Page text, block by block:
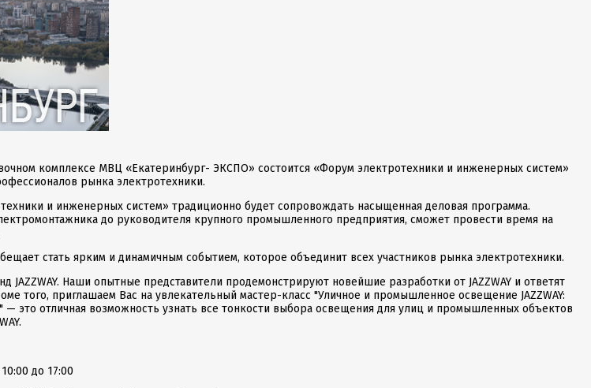
комплексе МВЦ «Екатеринбург- ЭКСПО» состоится «Форум электротехники и инженерных систем»
рынка электротехники.
и инженерных систем» традиционно будет сопровождать насыщенная деловая программа.
до руководителя крупного промышленного предприятия, сможет провести время на
стать ярким и динамичным событием, которое объединит всех участников рынка электротехники.
JAZZWAY. Наши опытные представители продемонстрируют новейшие разработки от JAZZWAY и ответят
того, приглашаем Вас на увлекательный мастер-класс "Уличное и промышленное освещение JAZZWAY:
— это отличная возможность узнать все тонкости выбора освещения для улиц и промышленных объектов
до 17:00